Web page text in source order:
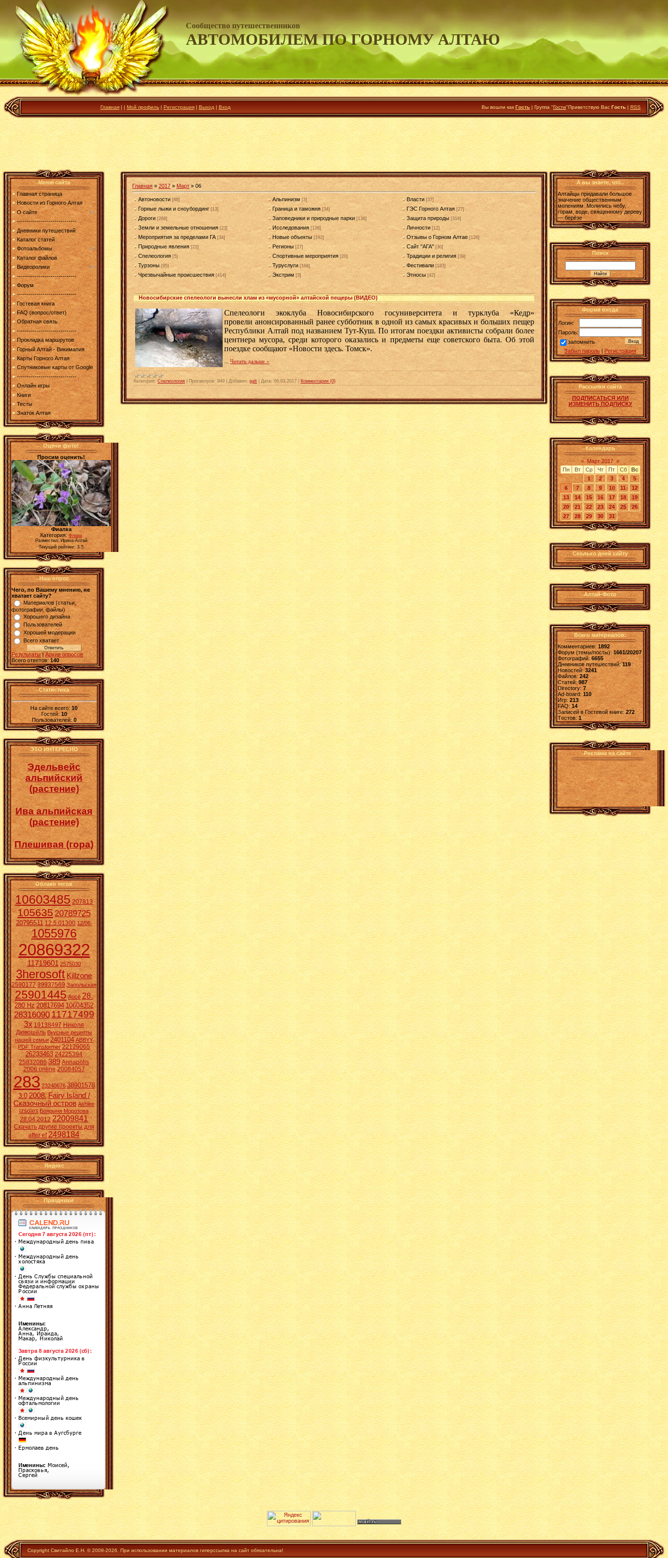
Сообщество путешественников
АВТОМОБИЛЕМ ПО ГОРНОМУ АЛТАЮ
Главная | | Мой профиль | Регистрация | Выход | Вход Вы вошли как Гость | Группа "Гости"Приветствую Вас Гость | RSS
Меню сайта
Главная страница
Новости из Горного Алтая
О сайте
------------------------------
Дневники путешествий
Каталог статей
Фотоальбомы
Каталог файлов
Видеоролики
------------------------------
Форум
------------------------------
Гостевая книга
FAQ (вопрос/ответ)
Обратная связь
------------------------------
Прокладка маршрутов
Горный Алтай - Викимапия
Карты Горного Алтая
Спутниковые карты от Google
------------------------------
Онлайн игры
Книги
Тесты
Знаток Алтая
Оцени фото!
Просим оценить!
Фиалка
Категория: Флора
Разместил: Ирина-Алтай
Текущий рейтинг: 3.5
Наш опрос
Чего, по Вашему мнению, не
хватает сайту?
Материалов (статьи,
фотографии, файлы)
Хорошего дизайна
Пользователей
Хорошей модерации
Всего хватает
Результаты|Архив опросов
Всего ответов: 140
Статистика
На сайте всего:10
Гостей: 10
Пользователей: 0
ЭТО ИНТЕРЕСНО
Эдельвейс
альпийский
(растение)
Ива альпийская
(растение)
Плешивая (гора)
Облако тегов
10603485 207813
10563520789725
20795511 12.5.01300 12/06.
1055976
20869322
11719601 2575030
3herosoft Killzone
2590177 39937569 Запольская
25901445 Aucē 28.
280 Hz 20817694 10604352
2831609011717499
3x 19138497 Николя
Дювошель Вкусные рецепты
нашей семьи 2401104 ABBYY
PDF Transformer 22129065
26233463 24225394
25832086 389 Annapolis
2006 online 20084057
283 23240676 38901578
3:0 2008. Fairy Island /
Сказочный остров Ashlee
izsoles Боярыня Морозова
28.04.2012 22009841
Скачать другие проекты для
after ef 2498184
Яндекс
Праздники
Главная » 2017 » Март » 06
Автоновости [86] Альпинизм [3] Власти [37]
Горные лыжи и сноубординг [13] Граница и таможня [34] ГЭС Горного Алтая [27]
Дороги [268] Заповедники и природные парки [136] Защита природы [316]
Земли и земельные отношения [23] Исследования [126] Личности [12]
Мероприятия за пределами ГА [34] Новые объекты [192] Отзывы о Горном Алтае [126]
Природные явления [21] Регионы [27] Сайт "АГА" [30]
Спелеология [5] Спортивные мероприятия [20] Традиции и религия [39]
Турзоны [95] Туруслуги [168] Фестивали [183]
Чрезвычайные происшествия [414] Экстрим [3] Этносы [42]
Новосибирские спелеологи вынесли хлам из «мусорной» алтайской пещеры (ВИДЕО)
Спелеологи экоклуба Новосибирского госуниверситета и турклуба «Кедр»
провели анонсированный ранее субботник в одной из самых красивых и больших пещер
Республики Алтай под названием Тут-Куш. По итогам поездки активисты собрали более
центнера мусора, среди которого оказались и предметы еще советского быта. Об этой
поездке сообщают «Новости здесь. Томск».
Читать дальше »
Категория: Спелеология Просмотров: 949 Добавил: galt Дата: 06.03.2017 Комментарии (0)
А вы знаете, что..
Алтайцы придавали большое
значение общественным
молениям. Молились небу,
горам, воде, священному дереву
— берёзе
Поиск
Форма входа
Логин:
Пароль:
запомнить
Забыл пароль | Регистрация
Рассылки сайта
ПОДПИСАТЬСЯ ИЛИ
ИЗМЕНИТЬ ПОДПИСКУ
Календарь
« Март 2017 »
Пн
Вт Ср Чт Пт Сб
Вс
1
2 3 4
5
6
7 8 9 10 11
12
13
14 15 16 17 18
19
20
21 22 23 24 25
26
27
28 29 30 31
Сколько дней сайту
Алтай-Фото
Всего материалов:
Комментариев: 1892
Форум (темы/посты):1661/20207
Фотографий:6655
Дневников путешествий:119
Новостей:3241
Файлов: 242
Статей:987
Directory: 7
Ad-board:110
Игр: 213
FAQ:14
Записей в Гостевой книге:272
Tестов: 1
Реклама на сайте
Copyright Свитайло Е.Н. © 2009-2026. При использовании материалов гиперссылка на сайт обязательна!